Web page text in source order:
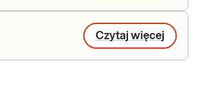
Czytaj więcej